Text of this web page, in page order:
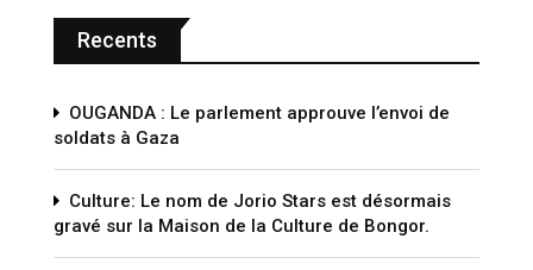
Recents
OUGANDA : Le parlement approuve l’envoi de
soldats à Gaza
Culture: Le nom de Jorio Stars est désormais
gravé sur la Maison de la Culture de Bongor.